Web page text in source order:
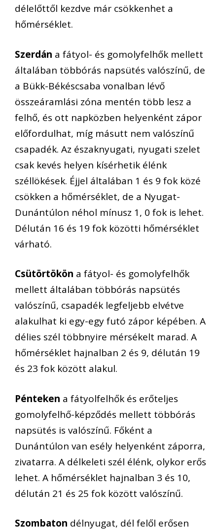
délelőttől kezdve már csökkenhet a
hőmérséklet.
Szerdán a fátyol- és gomolyfelhők mellett
általában többórás napsütés valószínű, de
a Bükk-Békéscsaba vonalban lévő
összeáramlási zóna mentén több lesz a
felhő, és ott napközben helyenként zápor
előfordulhat, míg másutt nem valószínű
csapadék. Az északnyugati, nyugati szelet
csak kevés helyen kísérhetik élénk
széllökések. Éjjel általában 1 és 9 fok közé
csökken a hőmérséklet, de a Nyugat-
Dunántúlon néhol mínusz 1, 0 fok is lehet.
Délután 16 és 19 fok közötti hőmérséklet
várható.
Csütörtökön a fátyol- és gomolyfelhők
mellett általában többórás napsütés
valószínű, csapadék legfeljebb elvétve
alakulhat ki egy-egy futó zápor képében. A
délies szél többnyire mérsékelt marad. A
hőmérséklet hajnalban 2 és 9, délután 19
és 23 fok között alakul.
Pénteken a fátyolfelhők és erőteljes
gomolyfelhő-képződés mellett többórás
napsütés is valószínű. Főként a
Dunántúlon van esély helyenként záporra,
zivatarra. A délkeleti szél élénk, olykor erős
lehet. A hőmérséklet hajnalban 3 és 10,
délután 21 és 25 fok között valószínű.
Szombaton délnyugat, dél felől erősen